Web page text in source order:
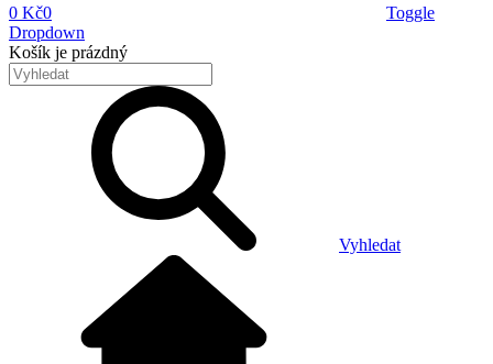
0 Kč0
Toggle
Dropdown
Košík je prázdný
Vyhledat